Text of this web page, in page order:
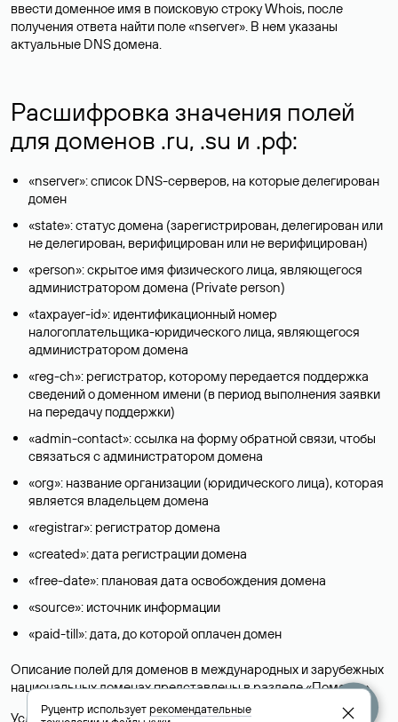
ввести доменное имя в поисковую строку Whois, после
получения ответа найти поле «nserver». В нем указаны
актуальные DNS домена.
Расшифровка значения полей
для доменов .ru, .su и .рф:
«nserver»: список DNS-серверов, на которые делегирован
домен
«state»: статус домена (зарегистрирован, делегирован или
не делегирован, верифицирован или не верифицирован)
«person»: скрытое имя физического лица, являющегося
администратором домена (Privatе person)
«taxpayer-id»: идентификационный номер
налогоплательщика-юридического лица, являющегося
администратором домена
«reg-ch»: регистратор, которому передается поддержка
сведений о доменном имени (в период выполнения заявки
на передачу поддержки)
«admin-contact»: ссылка на форму обратной связи, чтобы
связаться с администратором домена
«org»: название организации (юридического лица), которая
является владельцем домена
«registrar»: регистратор домена
«created»: дата регистрации домена
«free-date»: плановая дата освобождения домена
«source»: источник информации
«paid-till»: дата, до которой оплачен домен
Описание полей для доменов в международных и зарубежных
национальных доменах представлены в разделе «Помощь».
Условия использования Whois-сервиса
Руцентр используетрекомендательные